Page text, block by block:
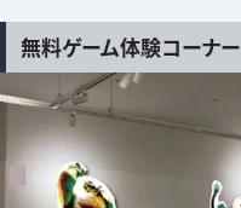
無料ゲーム体験コーナー